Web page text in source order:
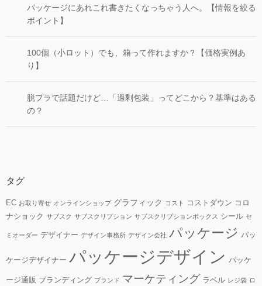
パッケージにあれこれ書きたくなっちゃう人へ。【情報を絞る
ポイント】
100個（小ロット）でも、箱って作れますか？【価格実例あ
り】
脱プラで話題だけど…「過剰包装」ってどこから？基準はある
の？
タグ
EC お取り寄せ オンラインショップ グラフィック コスト コストダウン コロ
ナショック サブスク サブスクリプション サブスクリプションボックス シール セ
ミオーダー デザイナー デザイン事務所 デザイン会社 パッケージ パッ
ケージデザイナー パッケージデザイン パッケ
ージ通販 ブランディング ブランド マーケティング ラベル レジ袋 ロ